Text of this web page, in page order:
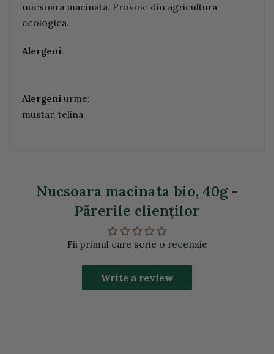
nucsoara macinata. Provine din agricultura
ecologica.
Alergeni:
Alergeni urme:
mustar, telina
Nucsoara macinata bio, 40g -
Părerile clienţilor
Fii primul care scrie o recenzie
Write a review